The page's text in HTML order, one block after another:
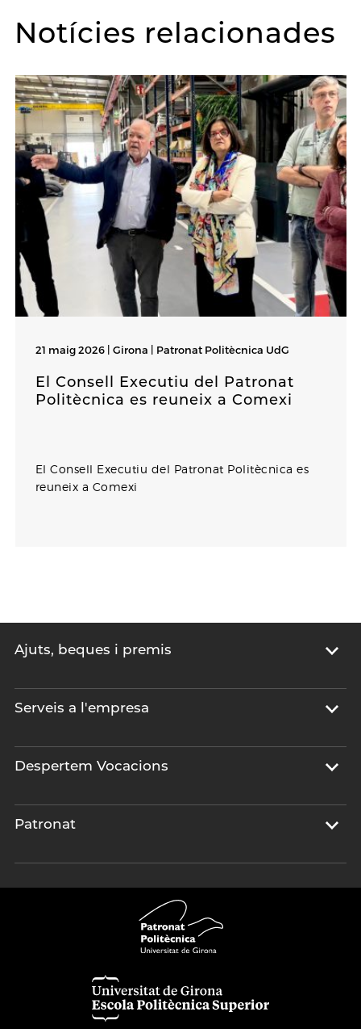
Notícies relacionades
21 maig 2026 | Girona | Patronat Politècnica UdG
El Consell Executiu del Patronat
Politècnica es reuneix a Comexi
El Consell Executiu del Patronat Politècnica es
reuneix a Comexi
Ajuts, beques i premis
Serveis a l'empresa
Despertem Vocacions
Patronat